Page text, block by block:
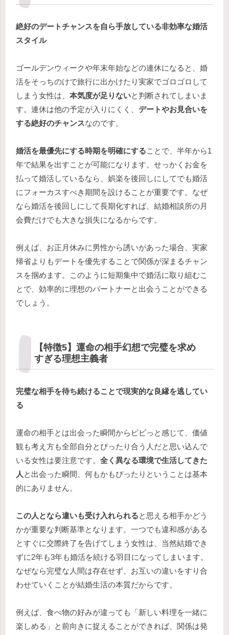
絶好のデートチャンスを自ら手放している非効率な婚活
スタイル
ゴールデンウィークや年末年始などの連休になると、婚
活をそっちのけで旅行に出かけたり実家でゴロゴロして
しまう女性は、 本気度が足りないと判断されてしまいま
す。連休は他の予定が入りにくく、 デートやお見合いを
する絶好のチャンスなのです。
婚活を最優先にする時期を明確にすることで、半年から1
年で結果を出すことが可能になります。せっかくお金を
払って婚活しているなら、娯楽を後回しにしてでも婚活
にフォーカスすべき期間を設けることが重要です。なぜ
なら婚活を後回しにして長期化すれば、結婚相談所の月
会費だけでも大きな損失になるからです。
例えば、お正月休みに男性から誘いがあった場合、実家
帰省よりもデートを優先することで関係が深まるチャン
スを掴めます。このように短期集中で婚活に取り組むこ
とで、効率的に理想のパートナーと出会うことができる
でしょう。
【特徴5】運命の相手幻想で完璧を求め
すぎる理想主義者
完璧な相手を待ち続けることで現実的な良縁を逃してい
る
運命の相手とは出会った瞬間からビビっと感じて、価値
観も考え方も全部自分とぴったり合う人だと思い込んで
いる女性は要注意です。 全く異なる環境で生活してきた
人と出会った瞬間、何もかもぴったりということは基本
的にありません。
この人となら違いも受け入れられると思える相手かどう
かが重要な判断基準となります。一つでも違和感がある
とすぐに交際終了を告げてしまう女性は、当然結婚でき
ずに2年も3年も婚活を続ける羽目になってしまいます。
なぜなら完璧な人間は存在せず、お互いの違いをすり合
わせていくことが結婚生活の本質だからです。
例えば、食べ物の好みが違っても「新しい料理を一緒に
楽しめる」と前向きに捉えることができれば、関係は発